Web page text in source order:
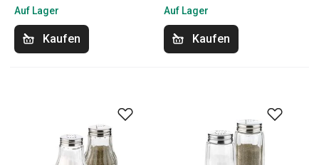
Auf Lager
Kaufen
Auf Lager
Kaufen